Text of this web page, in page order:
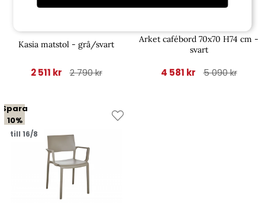
Kasia matstol - grå/svart
2 511 kr 2 790 kr
Arket cafébord 70x70 H74 cm -
svart
4 581 kr 5 090 kr
Spara
10%
till 16/8